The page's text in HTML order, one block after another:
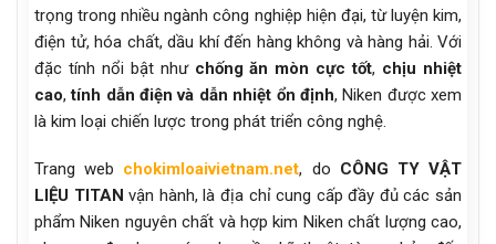
trọng trong nhiều ngành công nghiệp hiện đại, từ luyện kim,
điện tử, hóa chất, dầu khí đến hàng không và hàng hải. Với
đặc tính nổi bật như chống ăn mòn cực tốt, chịu nhiệt
cao,tính dẫn điện và dẫn nhiệt ổn định, Niken được xem
là kim loại chiến lược trong phát triển công nghệ.
Trang web chokimloaivietnam.net, do CÔNG TY VẬT
LIỆU TITAN vận hành, là địa chỉ cung cấp đầy đủ các sản
phẩm Niken nguyên chất và hợp kim Niken chất lượng cao,